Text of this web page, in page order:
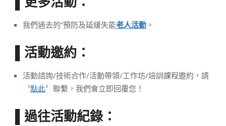
我們過去的”預防及延緩失能老人活動 。
活動邀約：
活動諮詢/技術合作/活動帶領/工作坊/培訓課程邀約，請
〝點此〞聯繫，我們會立即回覆您！
▌過往活動紀錄：